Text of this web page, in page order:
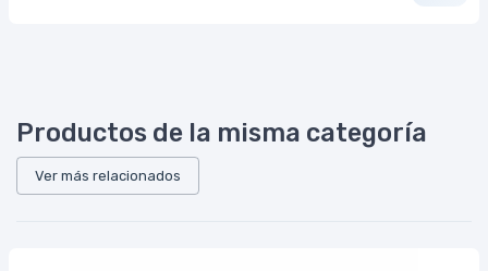
Productos de la misma categoría
Ver más relacionados